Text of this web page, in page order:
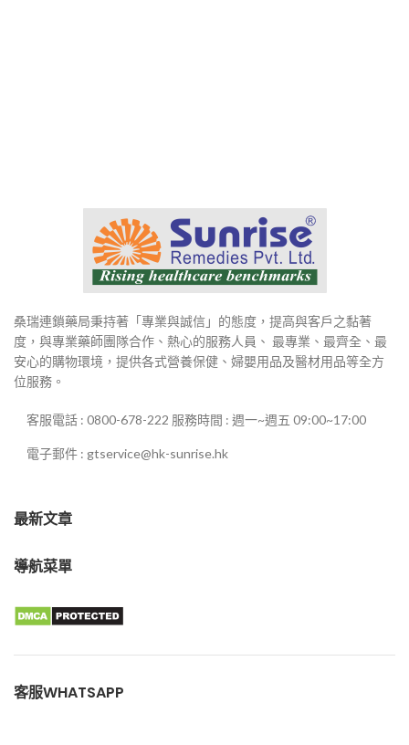
桑瑞連鎖藥局秉持著「專業與誠信」的態度，提高與客戶之黏著
度，與專業藥師團隊合作、熱心的服務人員、 最專業、最齊全、最
安心的購物環境，提供各式營養保健、婦嬰用品及醫材用品等全方
位服務。
客服電話 : 0800-678-222 服務時間 : 週一~週五 09:00~17:00
電子郵件 : gtservice@hk-sunrise.hk
最新文章
導航菜單
客服WHATSAPP